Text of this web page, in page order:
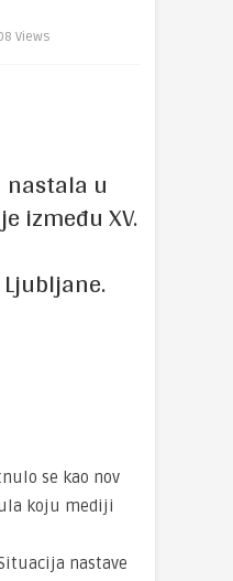
Views
u
između XV.
se kao nov
koju mediji
nastave